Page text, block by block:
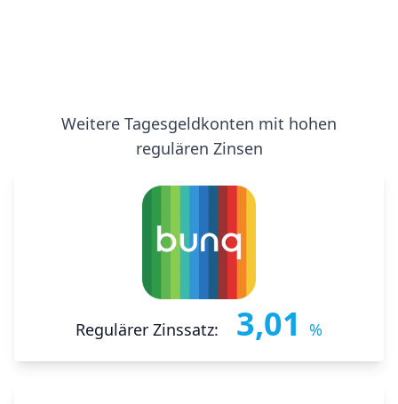
Weitere Tagesgeldkonten mit hohen
regulären Zinsen
Regulärer Zinssatz: 3,01 %